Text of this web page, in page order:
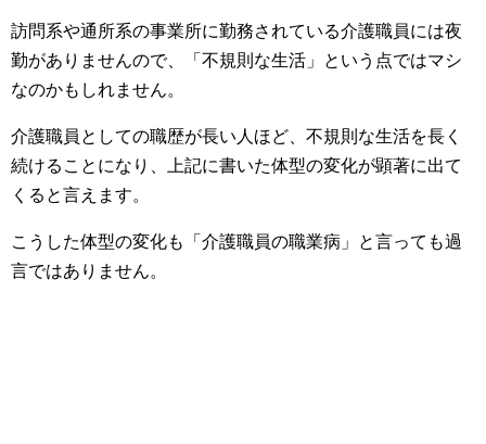
訪問系や通所系の事業所に勤務されている介護職員には夜
勤がありませんので、「不規則な生活」という点ではマシ
なのかもしれません。
介護職員としての職歴が長い人ほど、不規則な生活を長く
続けることになり、上記に書いた体型の変化が顕著に出て
くると言えます。
こうした体型の変化も「介護職員の職業病」と言っても過
言ではありません。